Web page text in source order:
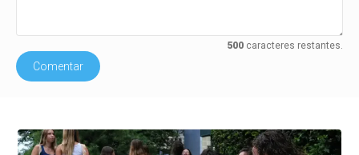
500caracteres restantes.
Comentar